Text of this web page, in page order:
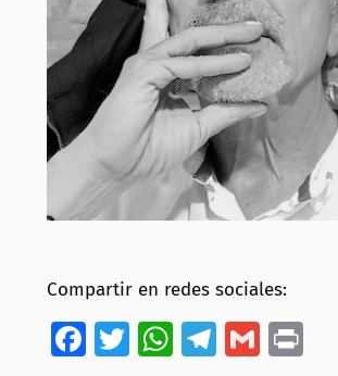
Compartir en redes sociales:
Facebook
Twitter
WhatsApp
Telegram
Gmail